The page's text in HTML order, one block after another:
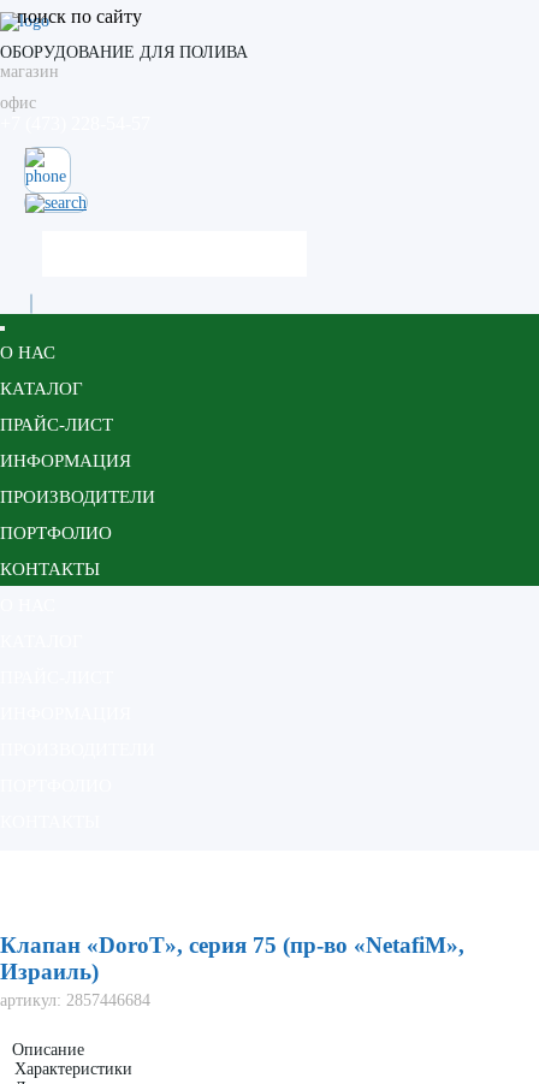
ОБОРУДОВАНИЕ ДЛЯ ПОЛИВА
магазин
офис
поиск по сайту
О НАС
КАТАЛОГ
ПРАЙС-ЛИСТ
ИНФОРМАЦИЯ
ПРОИЗВОДИТЕЛИ
ПОРТФОЛИО
КОНТАКТЫ
Клапан «DoroT», серия 75 (пр-во «NetafiM»,
Израиль)
артикул: 2857446684
Описание
Характеристики